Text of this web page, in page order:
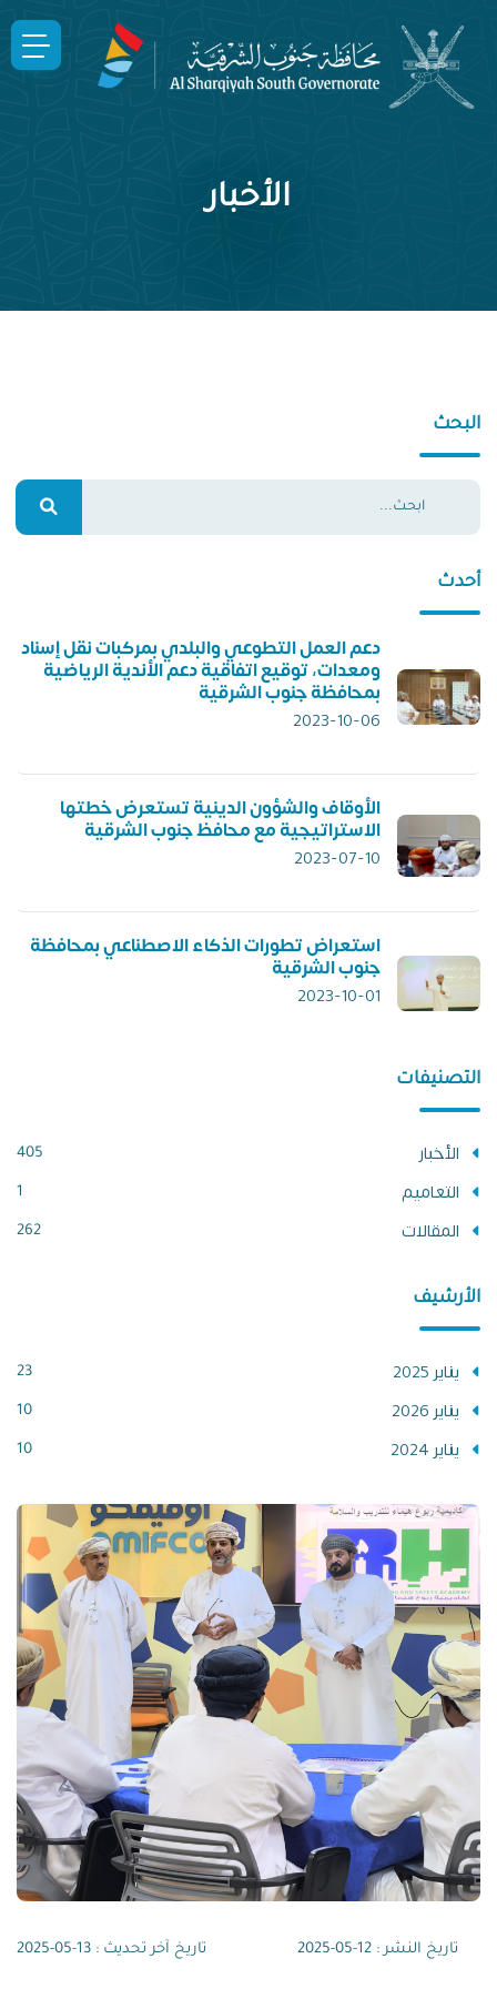
الأخبار
البحث
أحدث
دعم العمل التطوعي والبلدي بمركبات نقل إسناد
ومعدات، توقيع اتفاقية دعم الأندية الرياضية
بمحافظة جنوب الشرقية
2023-10-06
الأوقاف والشؤون الدينية تستعرض خطتها
الاستراتيجية مع محافظ جنوب الشرقية
2023-07-10
استعراض تطورات الذكاء الاصطناعي بمحافظة
جنوب الشرقية
2023-10-01
التصنيفات
الأخبار 405
التعاميم 1
المقالات 262
الأرشيف
يناير 2025 23
يناير 2026 10
يناير 2024 10
تاريخ النشر : 12-05-2025 تاريخ آخر تحديث : 13-05-2025